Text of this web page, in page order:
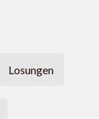
Losungen